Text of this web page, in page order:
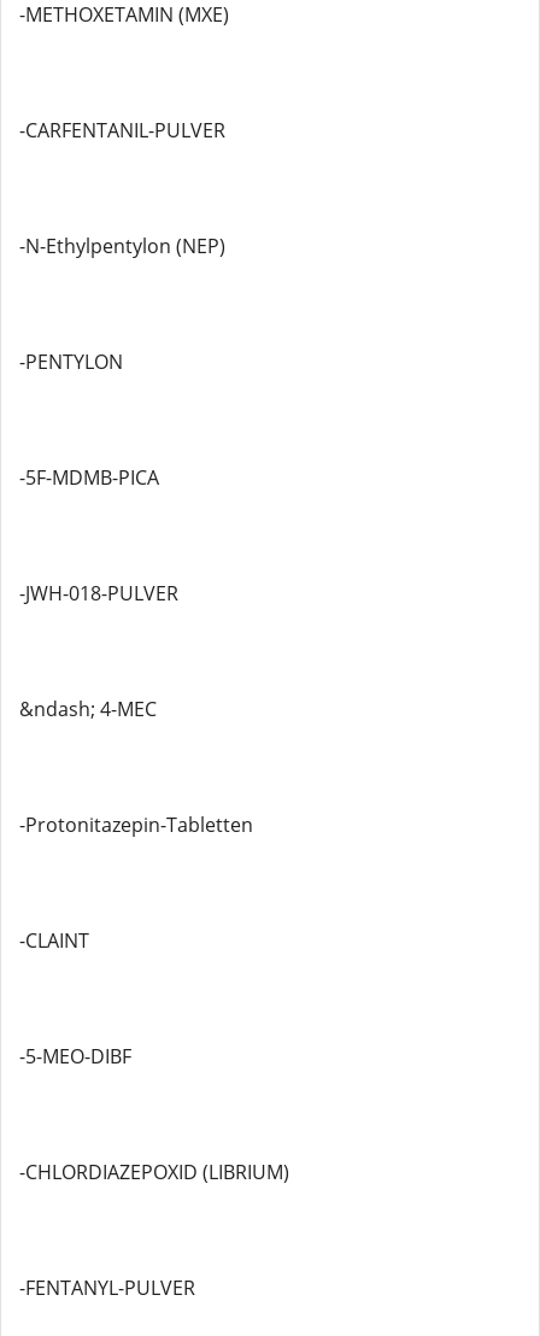
-METHOXETAMIN (MXE)
-CARFENTANIL-PULVER
-N-Ethylpentylon (NEP)
-PENTYLON
-5F-MDMB-PICA
-JWH-018-PULVER
&ndash; 4-MEC
-Protonitazepin-Tabletten
-CLAINT
-5-MEO-DIBF
-CHLORDIAZEPOXID (LIBRIUM)
-FENTANYL-PULVER